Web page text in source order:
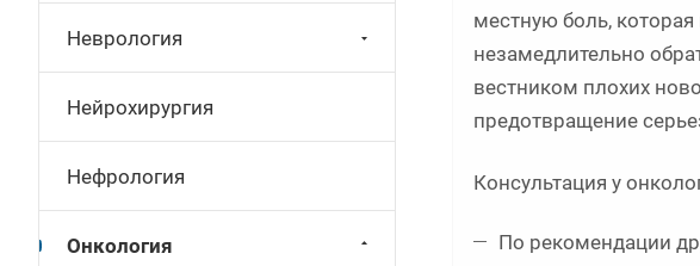
местную боль,
незамедлительно
вестником плохих
предотвращение
Консультация у
По рекомендации
Неврология
Нейрохирургия
Нефрология
Онкология